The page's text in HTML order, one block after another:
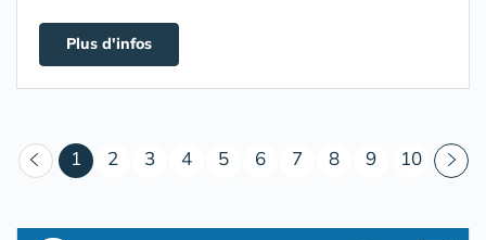
Plus d'infos
1 (courant)
2 3 4 5 6 7 8 9 10